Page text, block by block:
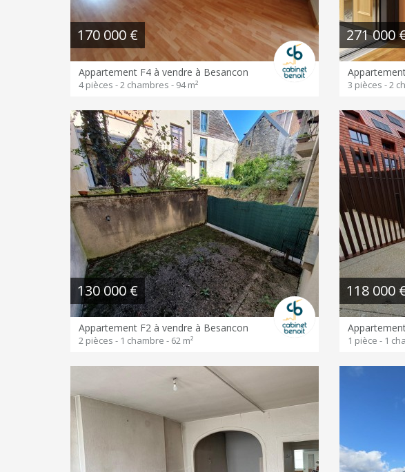
170 000 €
Appartement F4 à vendre à Besancon
4 pièces - 2 chambres - 94 m²
271 000
3 pièces - 2
130 000 €
Appartement F2 à vendre à Besancon
2 pièces - 1 chambre - 62 m²
118 000
1 pièce - 1